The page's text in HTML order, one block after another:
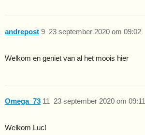
andrepost 23 september 2020 om 09:02
9
Welkom en geniet van al het moois hier
Omega_73 23 september 2020 om 09:11
11
Welkom Luc!